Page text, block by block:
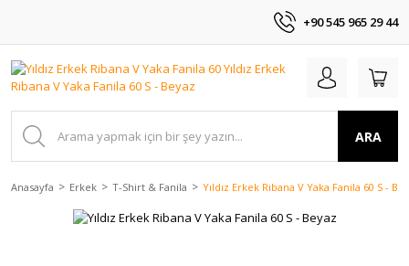
+90 545 965 29 44
ARA
Anasayfa Erkek T-Shirt & Fanila Yıldız Erkek Ribana V Yaka Fanila 60 S -